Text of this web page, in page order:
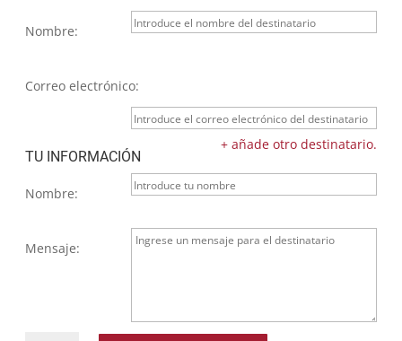
Nombre:
Correo electrónico:
+ añade otro destinatario.
TU INFORMACIÓN
Nombre:
Mensaje: